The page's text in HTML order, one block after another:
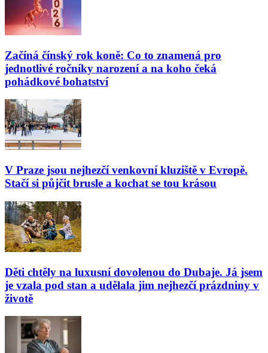
Začíná čínský rok koně: Co to znamená pro
jednotlivé ročníky narození a na koho čeká
pohádkové bohatství
V Praze jsou nejhezčí venkovní kluziště v Evropě.
Stačí si půjčit brusle a kochat se tou krásou
Děti chtěly na luxusní dovolenou do Dubaje. Já jsem
je vzala pod stan a udělala jim nejhezčí prázdniny v
životě